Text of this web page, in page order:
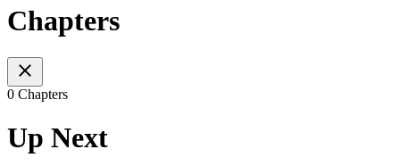
Chapters
0 Chapters
Up Next